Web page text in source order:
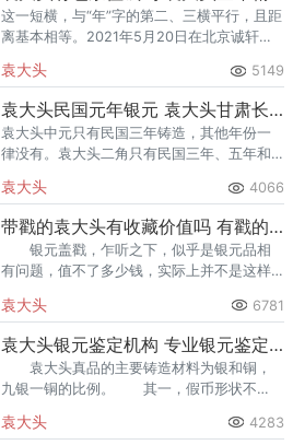
这一短横，与“年”字的第二、三横平行，且距
离基本相等。2021年5月20日在北京诚轩上
袁大头 5149
袁大头民国元年银元 袁大头甘肃长缨版和普通区别
袁大头中元只有民国三年铸造，其他年份一
律没有。袁大头二角只有民国三年、五年和
一角有三年和五年两个年份，袁大头五分只
有民国三年一种年份。
袁大头 4066
带戳的袁大头有收藏价值吗 有戳的袁大头价格是多少
银元盖戳，乍听之下，似乎是银元品相
有问题，值不了多少钱，实际上并不是这样
不难发现的是，有戳的袁大头往往比没戳的
袁大头价格会低点。
袁大头 6781
袁大头银元鉴定机构 专业银元鉴定机构
袁大头真品的主要铸造材料为银和铜，
九银一铜的比例。 其一，假币形状不
头”的重量通常在26克左右，如果远低于这个
袁大头 4283